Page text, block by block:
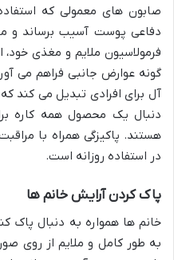
صابون های معمولی که
دفاعی پوست آسیب برساند و
فرمولاسیون ملایم و مغذی
گونه عوارض جانبی فراهم می
آل برای افرادی تبدیل می کند
دنبال یک محصول همه کاره
هستند. پاکیزگی همراه با
در استفاده روزانه است.
پاک کردن آرایش خانم ها
خانم ها همواره به دنبال پاک
به طور کامل و ملایم از روی